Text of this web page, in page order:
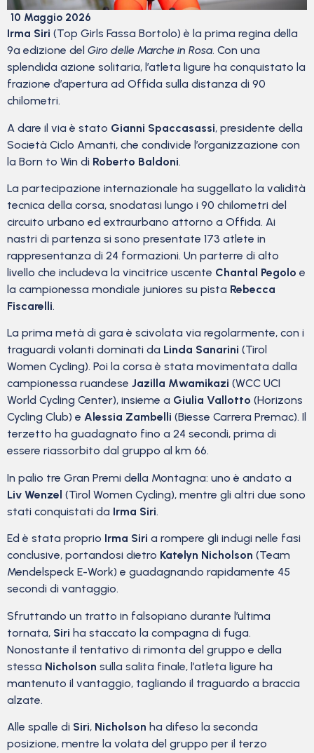
10 Maggio 2026
Irma Siri (Top Girls Fassa Bortolo) è la prima regina della
9ª edizione del Giro delle Marche in Rosa. Con una
splendida azione solitaria, l’atleta ligure ha conquistato la
frazione d’apertura ad Offida sulla distanza di 90
chilometri.
A dare il via è stato Gianni Spaccasassi, presidente della
Società Ciclo Amanti, che condivide l’organizzazione con
la Born to Win di Roberto Baldoni.
La partecipazione internazionale ha suggellato la validità
tecnica della corsa, snodatasi lungo i 90 chilometri del
circuito urbano ed extraurbano attorno a Offida. Ai
nastri di partenza si sono presentate 173 atlete in
rappresentanza di 24 formazioni. Un parterre di alto
livello che includeva la vincitrice uscente Chantal Pegolo e
la campionessa mondiale juniores su pista Rebecca
Fiscarelli.
La prima metà di gara è scivolata via regolarmente, con i
traguardi volanti dominati da Linda Sanarini (Tirol
Women Cycling). Poi la corsa è stata movimentata dalla
campionessa ruandese Jazilla Mwamikazi (WCC UCI
World Cycling Center), insieme a Giulia Vallotto (Horizons
Cycling Club) e Alessia Zambelli (Biesse Carrera Premac). Il
terzetto ha guadagnato fino a 24 secondi, prima di
essere riassorbito dal gruppo al km 66.
In palio tre Gran Premi della Montagna: uno è andato a
Liv Wenzel (Tirol Women Cycling), mentre gli altri due sono
stati conquistati da Irma Siri.
Ed è stata proprio Irma Siri a rompere gli indugi nelle fasi
conclusive, portandosi dietro Katelyn Nicholson (Team
Mendelspeck E-Work) e guadagnando rapidamente 45
secondi di vantaggio.
Sfruttando un tratto in falsopiano durante l’ultima
tornata, Siri ha staccato la compagna di fuga.
Nonostante il tentativo di rimonta del gruppo e della
stessa Nicholson sulla salita finale, l’atleta ligure ha
mantenuto il vantaggio, tagliando il traguardo a braccia
alzate.
Alle spalle di Siri, Nicholson ha difeso la seconda
posizione, mentre la volata del gruppo per il terzo